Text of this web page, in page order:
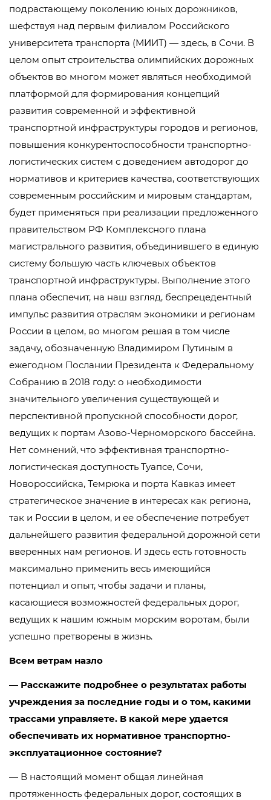
подрастающему поколению юных дорожников,
шефствуя над первым филиалом Российского
университета транспорта (МИИТ) — здесь, в Сочи. В
целом опыт строительства олимпийских дорожных
объектов во многом может являться необходимой
платформой для формирования концепций
развития современной и эффективной
транспортной инфраструктуры городов и регионов,
повышения конкурентоспособности транспортно-
логистических систем с доведением автодорог до
нормативов и критериев качества, соответствующих
современным российским и мировым стандартам,
будет применяться при реализации предложенного
правительством РФ Комплексного плана
магистрального развития, объединившего в единую
систему большую часть ключевых объектов
транспортной инфраструктуры. Выполнение этого
плана обеспечит, на наш взгляд, беспрецедентный
импульс развития отраслям экономики и регионам
России в целом, во многом решая в том числе
задачу, обозначенную Владимиром Путиным в
ежегодном Послании Президента к Федеральному
Собранию в 2018 году: о необходимости
значительного увеличения существующей и
перспективной пропускной способности дорог,
ведущих к портам Азово-Черноморского бассейна.
Нет сомнений, что эффективная транспортно-
логистическая доступность Туапсе, Сочи,
Новороссийска, Темрюка и порта Кавказ имеет
стратегическое значение в интересах как региона,
так и России в целом, и ее обеспечение потребует
дальнейшего развития федеральной дорожной сети
вверенных нам регионов. И здесь есть готовность
максимально применить весь имеющийся
потенциал и опыт, чтобы задачи и планы,
касающиеся возможностей федеральных дорог,
ведущих к нашим южным морским воротам, были
успешно претворены в жизнь.
Всем ветрам назло
— Расскажите подробнее о результатах работы
учреждения за последние годы и о том, какими
трассами управляете. В какой мере удается
обеспечивать их нормативное транспортно-
эксплуатационное состояние?
— В настоящий момент общая линейная
протяженность федеральных дорог, состоящих в